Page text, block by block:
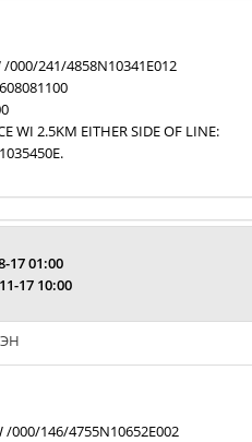
000/241/4858N10341E012
WI 2.5KM EITHER SIDE OF LINE:
17 01:00
17 10:00
000/146/4755N10652E002